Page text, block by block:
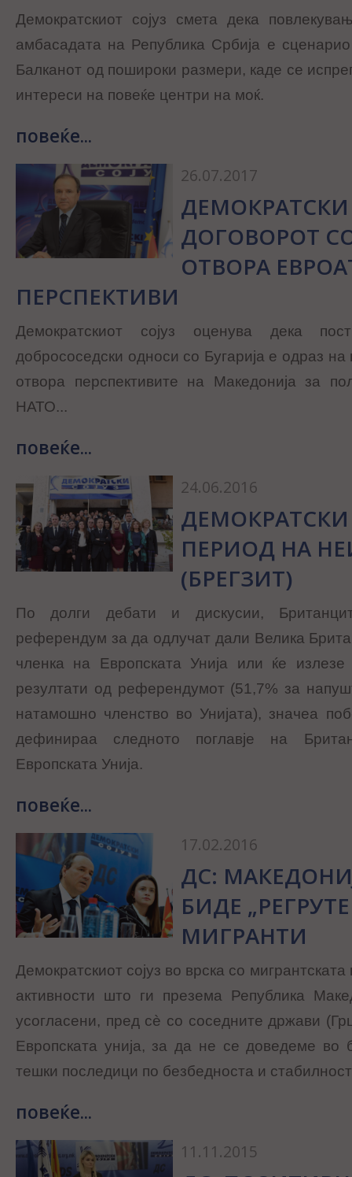
Демократскиот сојуз смета дека
амбасадата на Република Србија е
Балканот од пошироки размери, каде се
интереси на повеќе центри на моќ.
повеќе...
26.07.2017
ДЕМОКРАТСКИ
ДОГОВОРОТ
ОТВОРА
ПЕРСПЕКТИВИ
Демократскиот сојуз оценува дека
добрососедски односи со Бугарија е одраз
отвора перспективите на Македонија за
НАТО...
повеќе...
24.06.2016
ДЕМОКРАТСКИ
ПЕРИОД НА
(БРЕГЗИТ)
По долги дебати и дискусии,
референдум за да одлучат дали Велика
членка на Европската Унија или ќе
резултати од референдумот (51,7% за
натамошно членство во Унијата), значеа
дефинираа следното поглавје на
Европската Унија.
повеќе...
17.02.2016
ДС:
БИДЕ
МИГРАНТИ
Демократскиот сојуз во врска со
активности што ги презема Република
усогласени, пред сè со соседните држави
Европската унија, за да не се доведеме во
тешки последици по безбедноста и
повеќе...
11.11.2015